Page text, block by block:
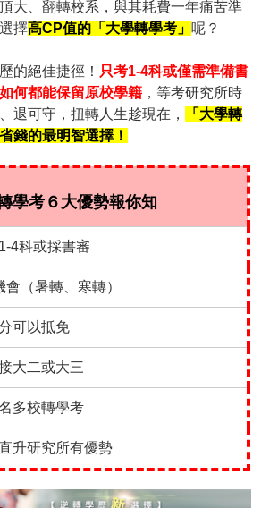
大、翻轉校系，與其耗費一年痛苦準
擇高CP值的「大學轉學考」 呢？
的絕佳捷徑！ 只考1-4科或僅需準備書
何都能保留原校學籍 ，等考研究所時
退可守，扭轉人生趁現在，
「大學轉
錢的最明智選擇！
學考６大優勢報你知
4科或採書審
（暑轉、寒轉）
可以抵免
大二或大三
多校轉學考
升研究所有優勢